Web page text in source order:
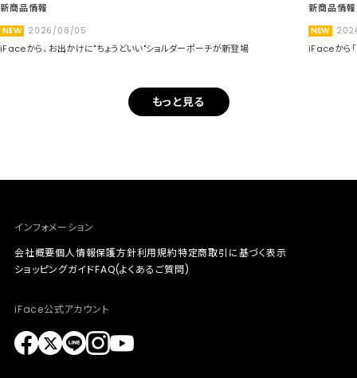
新商品情報
NEW 2026/08/05
iFaceから、お出かけに"ちょうどいい"ショルダーポーチが新登場
新商品情報
NEW
iFaceから
もっと見る
インフォメーション
会社概要個人情報保護方針利用規約特定商取引に基づく表示
ショッピングガイドFAQ(よくあるご質問)
iFace公式アカウント